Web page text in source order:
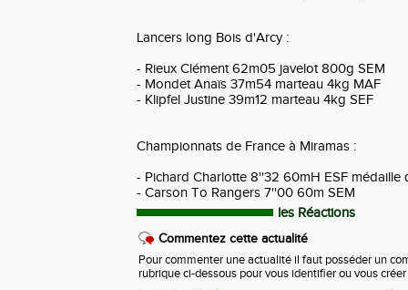
Lancers long Bois d'Arcy :
- Rieux Clément 62m05 javelot 800g SEM
- Mondet Anaïs 37m54 marteau 4kg MAF
- Klipfel Justine 39m12 marteau 4kg SEF
Championnats de France à Miramas :
- Pichard Charlotte 8''32 60mH ESF médaille
- Carson To Rangers 7''00 60m SEM
les Réactions
Commentez cette actualité
Pour commenter une actualité il faut posséder un
rubrique ci-dessous pour vous identifier ou vous